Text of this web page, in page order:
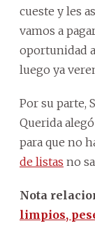
cueste y les
vamos a
oportunidad
luego ya
Por su parte,
Querida
para que no
de listas no
Nota
limpios,